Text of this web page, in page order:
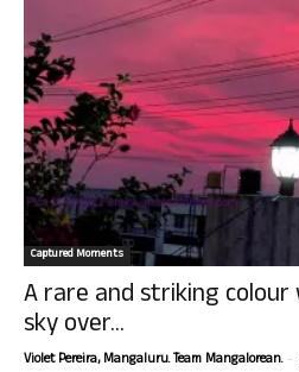
Captured Moments
A rare and striking
sky over...
Violet Pereira, Mangaluru. Team Mangalorean. -